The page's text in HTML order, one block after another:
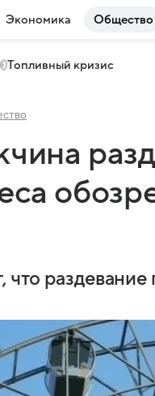
Экономика Общество
Топливный кризис
раздевание